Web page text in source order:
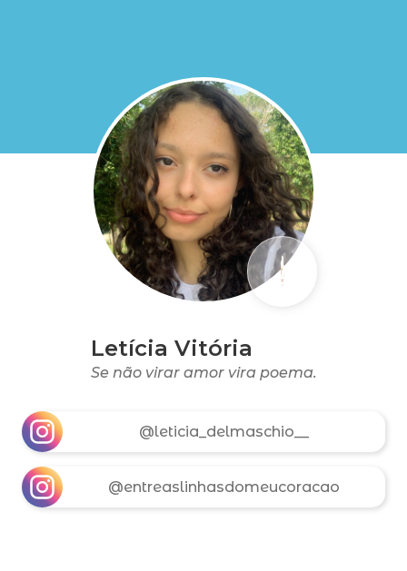
Letícia Vitória
Se não virar amor vira poema.
@leticia_delmaschio__
@entreaslinhasdomeucoracao